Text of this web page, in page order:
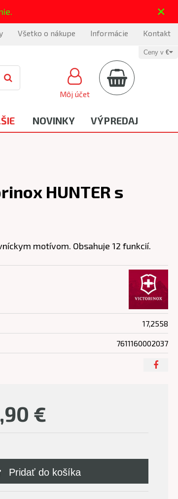
×
Všetko o nákupe Informácie Kontakt
Môj účet
Ceny v €
NOVINKY VÝPREDAJ
HUNTER s
€
Pridať do košíka
motívom. Obsahuje 12 funkcií.
17,2558
7611160002037